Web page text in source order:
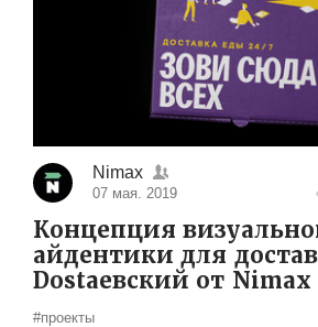
Nimax
07 мая. 2019
Концепция
айдентики для
Dostaевский от Nimax
#проекты